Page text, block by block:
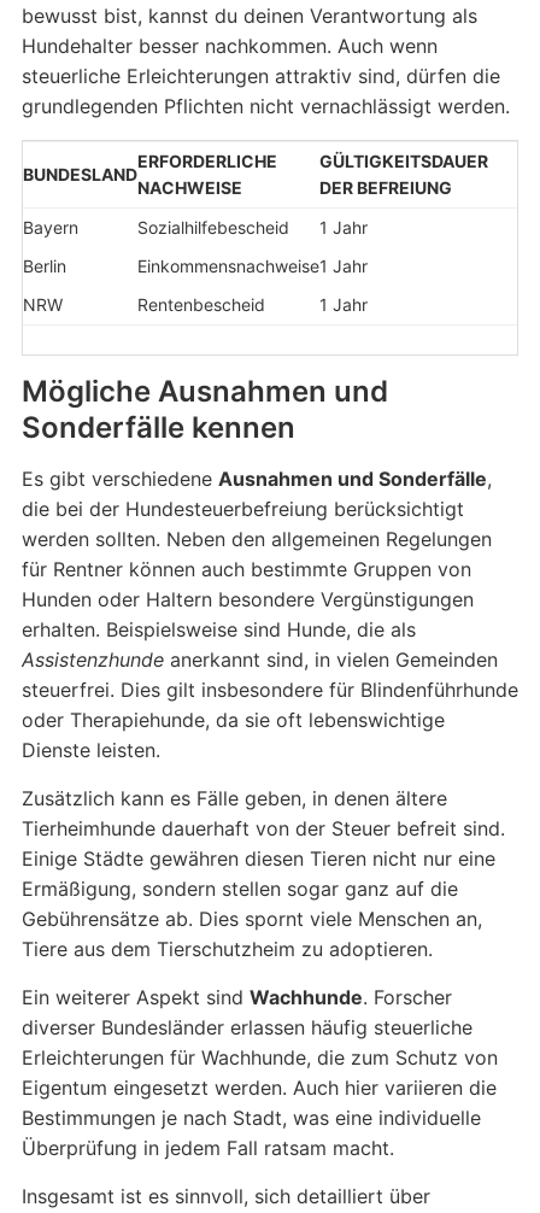
bewusst bist, kannst du deinen Verantwortung als
Hundehalter besser nachkommen. Auch wenn
steuerliche Erleichterungen attraktiv sind, dürfen die
grundlegenden Pflichten nicht vernachlässigt werden.
BUNDESLAND
ERFORDERLICHE
NACHWEISE
GÜLTIGKEITSDAUER
DER BEFREIUNG
Bayern
Sozialhilfebescheid
1 Jahr
Berlin
Einkommensnachweise1 Jahr
NRW
Rentenbescheid 1 Jahr
Mögliche Ausnahmen und
Sonderfälle kennen
Es gibt verschiedene Ausnahmen und Sonderfälle,
die bei der Hundesteuerbefreiung berücksichtigt
werden sollten. Neben den allgemeinen Regelungen
für Rentner können auch bestimmte Gruppen von
Hunden oder Haltern besondere Vergünstigungen
erhalten. Beispielsweise sind Hunde, die als
Assistenzhundeanerkannt sind, in vielen Gemeinden
steuerfrei. Dies gilt insbesondere für Blindenführhunde
oder Therapiehunde, da sie oft lebenswichtige
Dienste leisten.
Zusätzlich kann es Fälle geben, in denen ältere
Tierheimhunde dauerhaft von der Steuer befreit sind.
Einige Städte gewähren diesen Tieren nicht nur eine
Ermäßigung, sondern stellen sogar ganz auf die
Gebührensätze ab. Dies spornt viele Menschen an,
Tiere aus dem Tierschutzheim zu adoptieren.
Ein weiterer Aspekt sind Wachhunde. Forscher
diverser Bundesländer erlassen häufig steuerliche
Erleichterungen für Wachhunde, die zum Schutz von
Eigentum eingesetzt werden. Auch hier variieren die
Bestimmungen je nach Stadt, was eine individuelle
Überprüfung in jedem Fall ratsam macht.
Insgesamt ist es sinnvoll, sich detailliert über